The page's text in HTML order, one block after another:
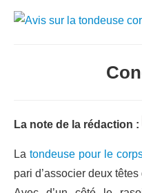
La note de la rédaction :
La tondeuse pour le
pari d’associer deux